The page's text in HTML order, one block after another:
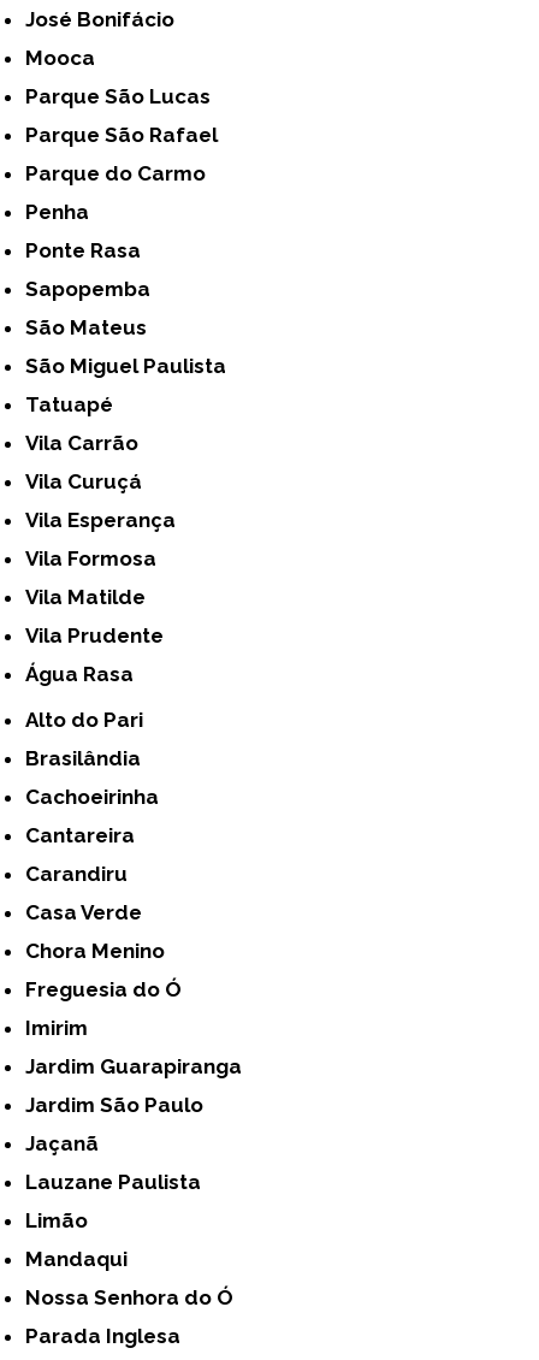
José Bonifácio
Mooca
Parque São Lucas
Parque São Rafael
Parque do Carmo
Penha
Ponte Rasa
Sapopemba
São Mateus
São Miguel Paulista
Tatuapé
Vila Carrão
Vila Curuçá
Vila Esperança
Vila Formosa
Vila Matilde
Vila Prudente
Água Rasa
Alto do Pari
Brasilândia
Cachoeirinha
Cantareira
Carandiru
Casa Verde
Chora Menino
Freguesia do Ó
Imirim
Jardim Guarapiranga
Jardim São Paulo
Jaçanã
Lauzane Paulista
Limão
Mandaqui
Nossa Senhora do Ó
Parada Inglesa